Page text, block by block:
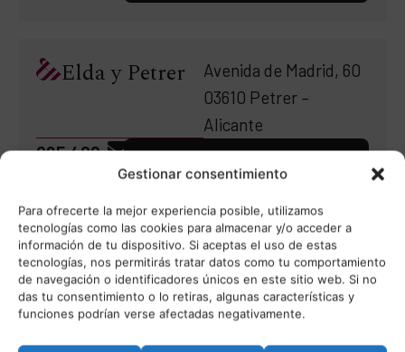
Gestionar consentimiento
Para ofrecerte la mejor experiencia posible, utilizamos
tecnologías como las cookies para almacenar y/o acceder a
información de tu dispositivo. Si aceptas el uso de estas
tecnologías, nos permitirás tratar datos como tu comportamiento
de navegación o identificadores únicos en este sitio web. Si no
das tu consentimiento o lo retiras, algunas características y
funciones podrían verse afectadas negativamente.
Elda y Petrer
Avenida de Madrid, 60
03610 Petrer –
Alicante
965 480
Más información
Chile
Avenida Kennedy, 5454 –
Of.902 Vitacura, Santiago
– Chile
56.2.2133083